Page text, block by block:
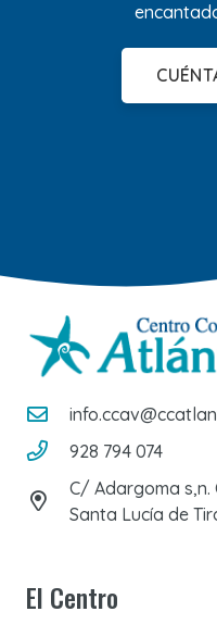
928 794 074
C/ Adargoma s,n.
Santa Lucía de
El Centro